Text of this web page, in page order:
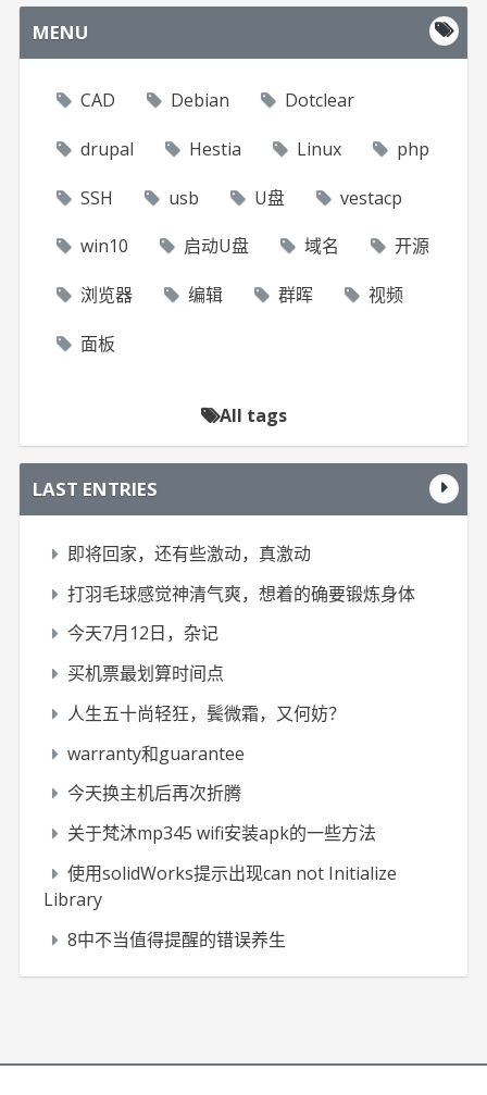
MENU
CAD Debian Dotclear
drupal Hestia Linux php
SSH usb U盘 vestacp
win10 启动U盘 域名 开源
浏览器 编辑 群晖 视频
面板
All tags
LAST ENTRIES
即将回家，还有些激动，真激动
打羽毛球感觉神清气爽，想着的确要锻炼身体
今天7月12日，杂记
买机票最划算时间点
人生五十尚轻狂，鬓微霜，又何妨？
warranty和guarantee
今天换主机后再次折腾
关于梵沐mp345 wifi安装apk的一些方法
使用solidWorks提示出现can not Initialize
Library
8中不当值得提醒的错误养生